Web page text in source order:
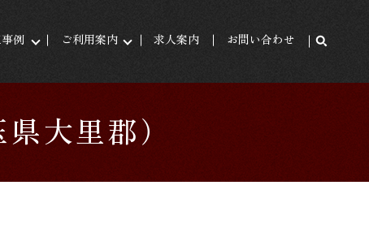
例 ご利用案内 求人案内 お問い合わせ
大里郡）